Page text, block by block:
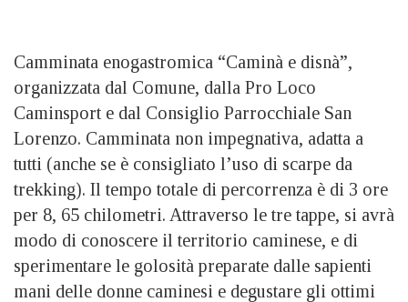
Camminata enogastromica “Caminà e disnà”,
organizzata dal Comune, dalla Pro Loco
Caminsport e dal Consiglio Parrocchiale San
Lorenzo. Camminata non impegnativa, adatta a
tutti (anche se è consigliato l’uso di scarpe da
trekking). Il tempo totale di percorrenza è di 3 ore
per 8, 65 chilometri. Attraverso le tre tappe, si avrà
modo di conoscere il territorio caminese, e di
sperimentare le golosità preparate dalle sapienti
mani delle donne caminesi e degustare gli ottimi